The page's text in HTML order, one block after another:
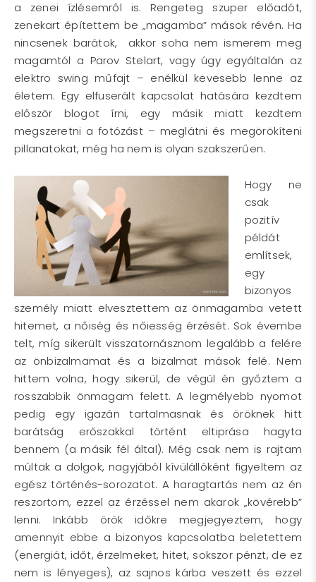
a zenei ízlésemről is. Rengeteg szuper előadót,
zenekart építettem be „magamba” mások révén. Ha
nincsenek barátok, akkor soha nem ismerem meg
magamtól a Parov Stelart, vagy úgy egyáltalán az
elektro swing műfajt – enélkül kevesebb lenne az
életem. Egy elfuserált kapcsolat hatására kezdtem
először blogot írni, egy másik miatt kezdtem
megszeretni a fotózást – meglátni és megörökíteni
pillanatokat, még ha nem is olyan szakszerűen.
Hogy ne
csak
pozitív
példát
említsek,
egy
bizonyos
személy miatt elvesztettem az önmagamba vetett
hitemet, a nőiség és nőiesség érzését. Sok évembe
telt, míg sikerült visszatornásznom legalább a felére
az önbizalmamat és a bizalmat mások felé. Nem
hittem volna, hogy sikerül, de végül én győztem a
rosszabbik önmagam felett. A legmélyebb nyomot
pedig egy igazán tartalmasnak és öröknek hitt
barátság erőszakkal történt eltiprása hagyta
bennem (a másik fél által). Még csak nem is rajtam
múltak a dolgok, nagyjából kívülállóként figyeltem az
egész történés-sorozatot. A haragtartás nem az én
reszortom, ezzel az érzéssel nem akarok „kövérebb”
lenni. Inkább örök időkre megjegyeztem, hogy
amennyit ebbe a bizonyos kapcsolatba beletettem
(energiát, időt, érzelmeket, hitet, sokszor pénzt, de ez
nem is lényeges), az sajnos kárba veszett és ezzel